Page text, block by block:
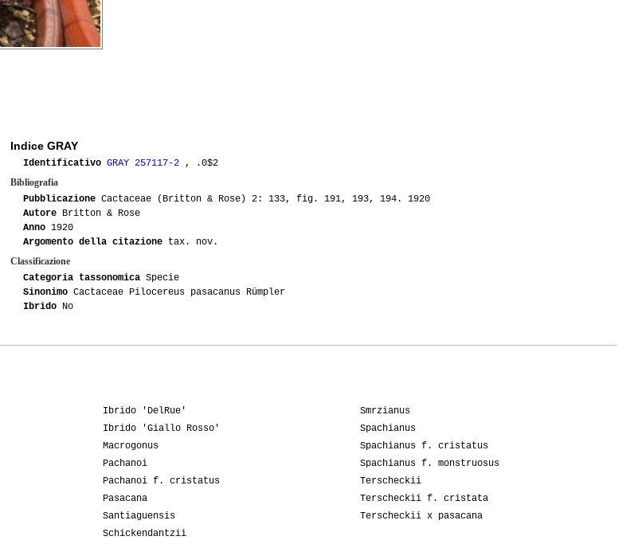
Indice GRAY
Identificativo GRAY 257117-2 , .0$2
Bibliografia
Pubblicazione Cactaceae (Britton & Rose) 2: 133, fig. 191, 193, 194. 1920
Autore Britton & Rose
Anno 1920
Argomento della citazione tax. nov.
Classificazione
Categoria tassonomica Specie
Sinonimo Cactaceae Pilocereus pasacanus Rümpler
Ibrido No
Ibrido 'DelRue'
Ibrido 'Giallo Rosso'
Macrogonus
Pachanoi
Pachanoi f. cristatus
Pasacana
Santiaguensis
Schickendantzii
Smrzianus
Spachianus
Spachianus f. cristatus
Spachianus f. monstruosus
Terscheckii
Terscheckii f. cristata
Terscheckii x pasacana